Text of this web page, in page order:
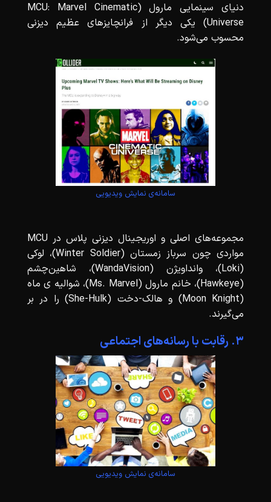
دنیای سینمایی مارول (MCU: Marvel Cinematic
Universe) یکی دیگر از فرانچایزهای عظیم دیزنی
محسوب می‌شود.
سامانه‌ی نمایش ویدیویی
مجموعه‌های اصلی و اوریجینال دیزنی پلاس در MCU
مواردی چون سرباز زمستان (Winter Soldier)، لوکی
(Loki)، وانداویژن (WandaVision)، شاهین‌چشم
(Hawkeye)، خانم مارول (Ms. Marvel)، شوالیه ی ماه
(Moon Knight) و هالک-دخت (She-Hulk) را در بر
می‌گیرند.
۳. رقابت با رسانه‌های اجتماعی
سامانه‌ی نمایش ویدیویی